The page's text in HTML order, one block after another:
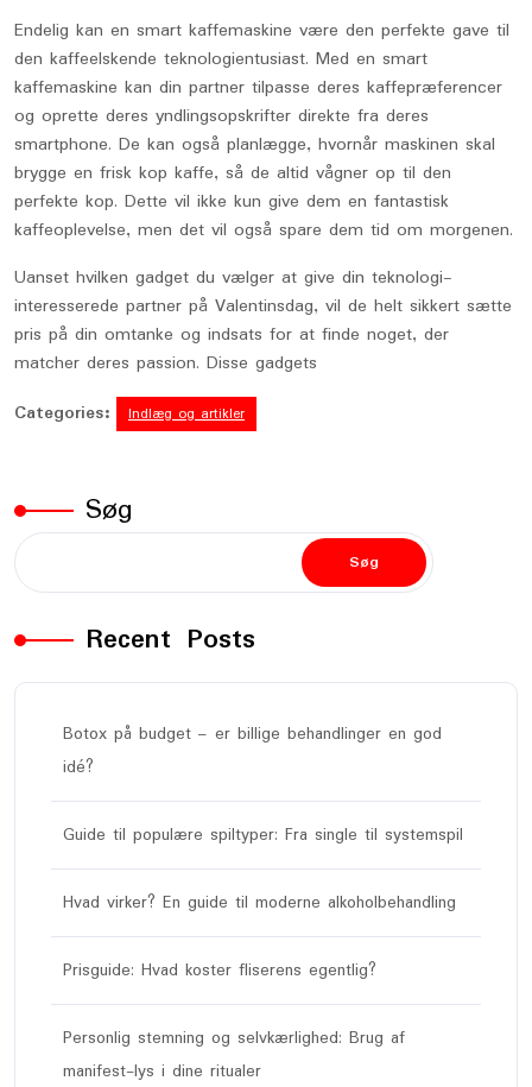
Endelig kan en smart kaffemaskine være den perfekte gave til
den kaffeelskende teknologientusiast. Med en smart
kaffemaskine kan din partner tilpasse deres kaffepræferencer
og oprette deres yndlingsopskrifter direkte fra deres
smartphone. De kan også planlægge, hvornår maskinen skal
brygge en frisk kop kaffe, så de altid vågner op til den
perfekte kop. Dette vil ikke kun give dem en fantastisk
kaffeoplevelse, men det vil også spare dem tid om morgenen.
Uanset hvilken gadget du vælger at give din teknologi-
interesserede partner på Valentinsdag, vil de helt sikkert sætte
pris på din omtanke og indsats for at finde noget, der
matcher deres passion. Disse gadgets
Categories:
Indlæg og artikler
Søg
Søg
Recent Posts
Botox på budget – er billige behandlinger en god
idé?
Guide til populære spiltyper: Fra single til systemspil
Hvad virker? En guide til moderne alkoholbehandling
Prisguide: Hvad koster fliserens egentlig?
Personlig stemning og selvkærlighed: Brug af
manifest-lys i dine ritualer